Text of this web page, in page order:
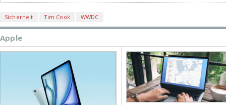
Sicherheit Tim Cook WWDC
Apple